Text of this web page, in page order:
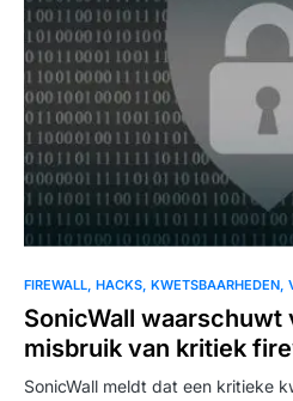
FIREWALL HACKS KWETSBAARHEDEN
SonicWall
misbruik van kritiek
SonicWall meldt dat een kritieke